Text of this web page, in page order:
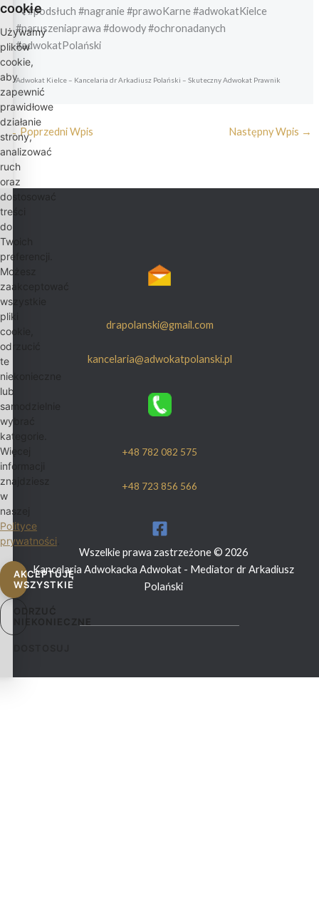
🔍 #podsłuch #nagranie #prawoKarne #adwokatKielce
#naruszeniaprawa #dowody #ochronadanych
#adwokatPolański
Adwokat Kielce – Kancelaria dr Arkadiusz Polański – Skuteczny Adwokat Prawnik
← Poprzedni Wpis Następny Wpis →
drapolanski@gmail.com
kancelaria@adwokatpolanski.pl
+48 782 082 575
+48 723 856 566
Wszelkie prawa zastrzeżone © 2026
Kancelaria Adwokacka Adwokat - Mediator dr Arkadiusz
Polański
cookie
Używamy
plików
cookie,
aby
zapewnić
prawidłowe
działanie
strony,
analizować
ruch
oraz
dostosować
treści
do
Twoich
preferencji.
Możesz
zaakceptować
wszystkie
pliki
cookie,
odrzucić
te
niekonieczne
lub
samodzielnie
wybrać
kategorie.
Więcej
informacji
znajdziesz
w
naszej
Polityce
prywatności
AKCEPTUJĘ
WSZYSTKIE